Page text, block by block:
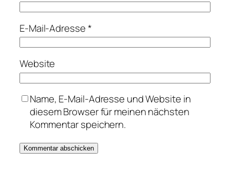
E-Mail-Adresse*
Website
Name, E-Mail-Adresse und Website in
diesem Browser für meinen nächsten
Kommentar speichern.